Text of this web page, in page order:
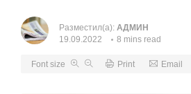
Разместил(а): АДМИН
19.09.2022
8 mins read
Font size Print Email